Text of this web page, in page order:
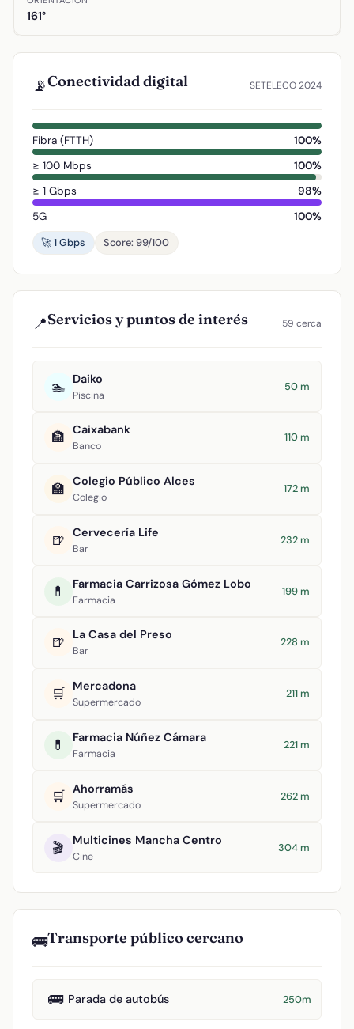
161°
📡Conectividad digital SETELECO 2024
Fibra (FTTH)
100%
≥ 100 Mbps
100%
≥ 1 Gbps
98%
5G
100%
🚀 1 Gbps
Score: 99/100
📍Servicios y puntos de interés 59 cerca
🏊 Daiko
Piscina
50 m
🏦 Caixabank
Banco
110 m
🏫 Colegio Público Alces
Colegio
172 m
🍺 Cervecería Life
Bar
232 m
💊 Farmacia Carrizosa Gómez Lobo
Farmacia
199 m
🍺 La Casa del Preso
Bar
228 m
🛒 Mercadona
Supermercado
211 m
💊 Farmacia Núñez Cámara
Farmacia
221 m
🛒 Ahorramás
Supermercado
262 m
🎬 Multicines Mancha Centro
Cine
304 m
🚌Transporte público cercano
🚌 Parada de autobús 250m